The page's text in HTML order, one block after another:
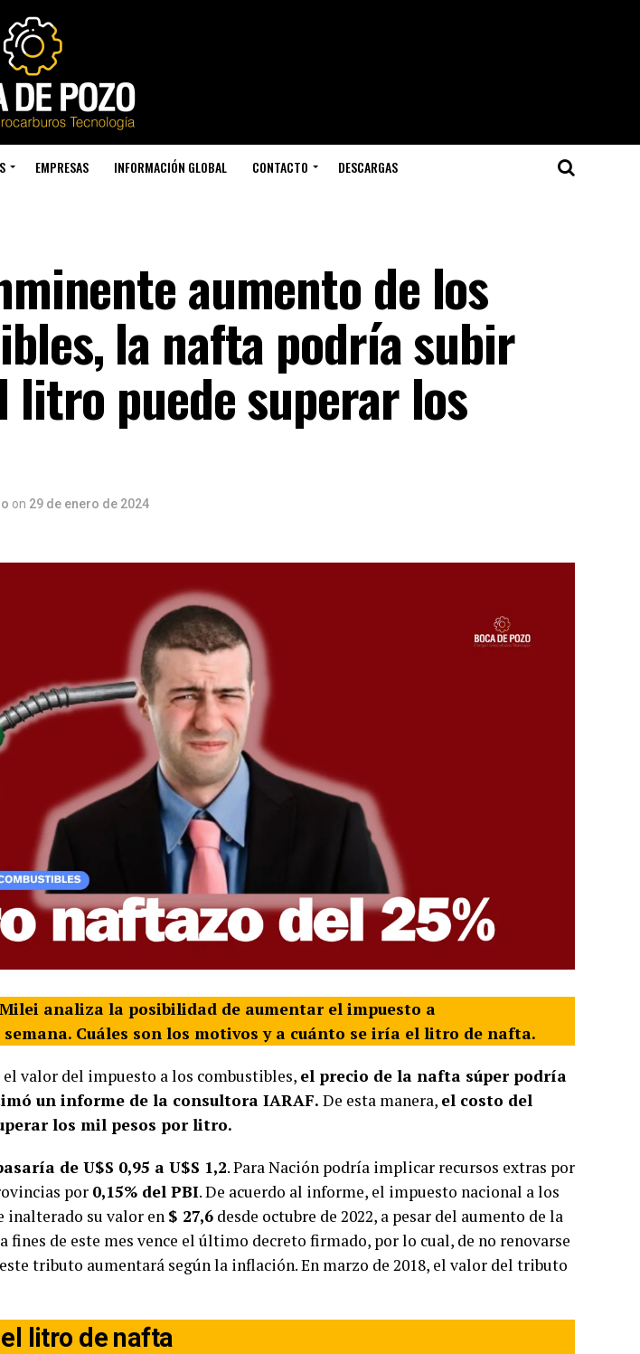
EMPRESAS INFORMACIÓN GLOBAL CONTACTO DESCARGAS
aumento de los
la nafta podría subir
puede superar los
on 29 de enero de 2024
analiza la posibilidad de aumentar el impuesto a
Cuáles son los motivos y a cuánto se iría el litro de nafta.
valor del impuesto a los combustibles, el precio de la nafta súper podría
un informe de la consultora IARAF. De esta manera, el costo del
los mil pesos por litro.
de U$S 0,95 a U$S 1,2. Para Nación podría implicar recursos extras por
por 0,15% del PBI. De acuerdo al informe, el impuesto nacional a los
inalterado su valor en $ 27,6 desde octubre de 2022, a pesar del aumento de la
fines de este mes vence el último decreto firmado, por lo cual, de no renovarse
tributo aumentará según la inflación. En marzo de 2018, el valor del tributo
litro de nafta